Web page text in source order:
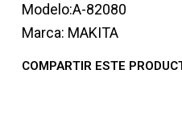
Modelo:A-82080
Marca: MAKITA
COMPARTIR ESTE